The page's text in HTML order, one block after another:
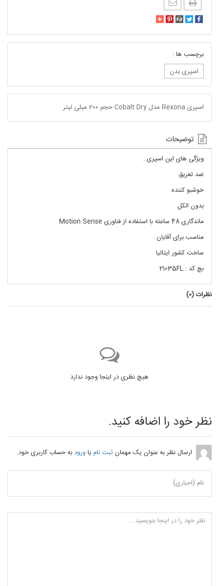
برچسب ها :
اسپری بدن
اسپری Rexona مدل Cobalt Dry حجم 200 میلی لیتر
توضیحات
ویژگی های این اسپری :
ضد تعریق
خوشبو کننده
بدون الکل
ماندگاری 48 ساعته با استفاده از فناوری Motion Sense
مناسب برای آقایان
ساخت کشور ایتالیا
بچ کد : 21035FL
نظرات (0
)
هیچ نظری در اینجا وجود ندارد
نظر خود را اضافه کنید.
ارسال نظر به عنوان یک مهمانثبت نام یاورودبه حساب کاربری خود.
نام (اجباری)